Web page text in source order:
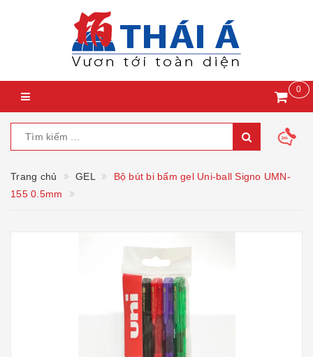
0
Trang chủ GEL
Bộ bút bi bấm gel Uni-ball Signo UMN-
155 0.5mm